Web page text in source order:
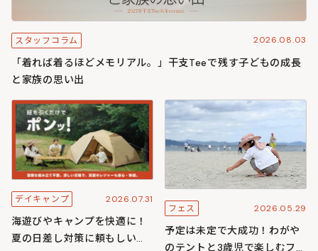
スタッフコラム 2026.08.03
「着れば着るほどメモリアル。」干支Teeで残す子どもの成長
と家族の思い出
デイキャンプ 2026.07.31
海遊びやキャンプを快適に！
夏の日差し対策に頼もしいワ
フェス 2026.05.29
予定は未定で大成功！わがや
のテントと3歳児で楽しむフェ